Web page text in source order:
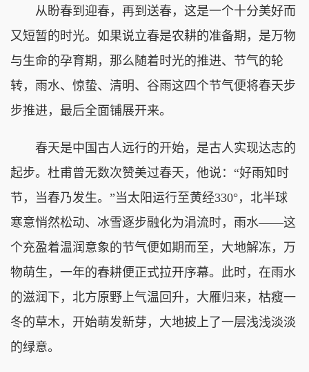
从盼春到迎春，再到送春，这是一个十分美好而
又短暂的时光。如果说立春是农耕的准备期，是万物
与生命的孕育期，那么随着时光的推进、节气的轮
转，雨水、惊蛰、清明、谷雨这四个节气便将春天步
步推进，最后全面铺展开来。
春天是中国古人远行的开始，是古人实现达志的
起步。杜甫曾无数次赞美过春天，他说：“好雨知时
节，当春乃发生。”当太阳运行至黄经330°，北半球
寒意悄然松动、冰雪逐步融化为涓流时，雨水——这
个充盈着温润意象的节气便如期而至，大地解冻，万
物萌生，一年的春耕便正式拉开序幕。此时，在雨水
的滋润下，北方原野上气温回升，大雁归来，枯瘦一
冬的草木，开始萌发新芽，大地披上了一层浅浅淡淡
的绿意。